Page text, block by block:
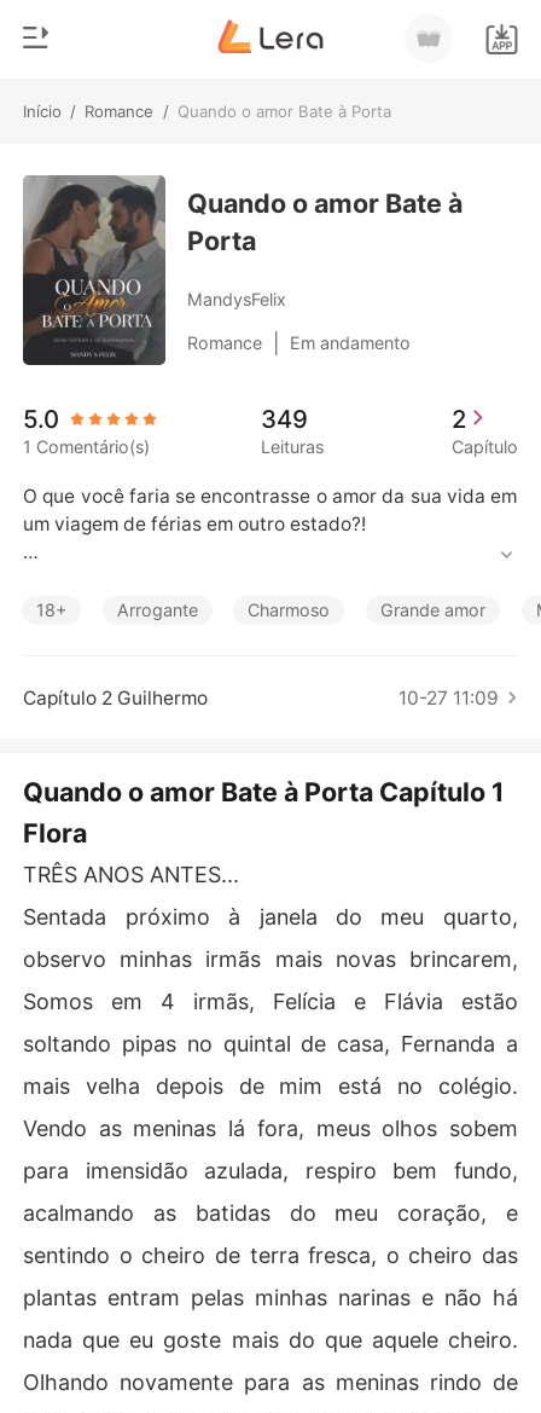
Início / Romance / Quando o amor Bate à Porta
Loja
Histórico
Sair
Baixar App
Gênero
Moderno
Lobisomem
Contos
Bilionários
Quando o amor Bate à
Porta
MandysFelix
Romance Em andamento
5.0
1 Comentário(s)
349
Leituras
2
Capítulo
O que você faria se encontrasse o amor da sua vida em
um viagem de férias em outro estado?!
da sua vida.. E que aquela garota lhe faria ansiar por alg
Flora nunca pensou que se apaixonaria justo pela pesso
Se apaixonar nunca foi opção pra ela , mas o destino te
m seus grandes mistérios...
Ele nunca pensou que desvendar aquela mulher lhe trar
ia felicidade plena ...
O que vc faz "QUANDO O AMOR BATE À PORTA "?
Se arrisca , se entrega...
Ou deixa ir ...
18+ Arrogante Charmoso Grande amor
Capítulo 2 Guilhermo 10-27 11:09
Quando o amor Bate à Porta Capítulo 1
Flora
TRÊS ANOS ANTES...
Sentada próximo à janela do meu quarto,
observo minhas irmãs mais novas brincarem,
Somos em 4 irmãs, Felícia e Flávia estão
soltando pipas no quintal de casa, Fernanda a
mais velha depois de mim está no colégio.
Vendo as meninas lá fora, meus olhos sobem
para imensidão azulada, respiro bem fundo,
acalmando as batidas do meu coração, e
sentindo o cheiro de terra fresca, o cheiro das
plantas entram pelas minhas narinas e não há
nada que eu goste mais do que aquele cheiro.
Olhando novamente para as meninas rindo de